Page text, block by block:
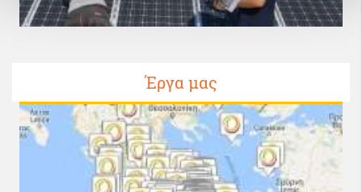
Έργα μας